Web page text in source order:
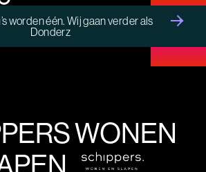
worden één. Wij gaan verder als
Donderz
WONEN